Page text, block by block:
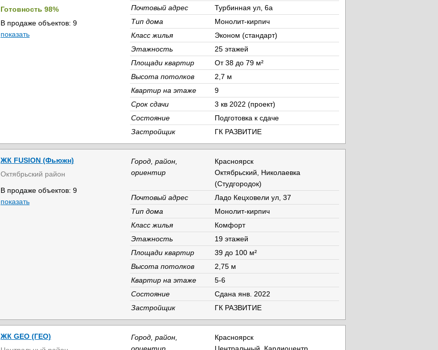
Готовность 98%
В продаже объектов: 9
показать
Почтовый адрес
Турбинная ул, 6а
Тип дома
Монолит-кирпич
Класс жилья
Эконом (стандарт)
Этажность
25 этажей
Площади квартир
От 38 до 79 м²
Высота потолков
2,7 м
Квартир на этаже
9
Срок сдачи
3 кв 2022 (проект)
Состояние
Подготовка к сдаче
Застройщик
ГК РАЗВИТИЕ
ЖК FUSION (Фьюжн)
Октябрьский район
В продаже объектов: 9
показать
Город, район,
ориентир
Красноярск
Октябрьский, Николаевка
(Студгородок)
Почтовый адрес
Ладо Кецховели ул, 37
Тип дома
Монолит-кирпич
Класс жилья
Комфорт
Этажность
19 этажей
Площади квартир
39 до 100 м²
Высота потолков
2,75 м
Квартир на этаже
5-6
Состояние
Cдана янв. 2022
Застройщик
ГК РАЗВИТИЕ
ЖК GEO (ГЕО)
Город, район,
Красноярск